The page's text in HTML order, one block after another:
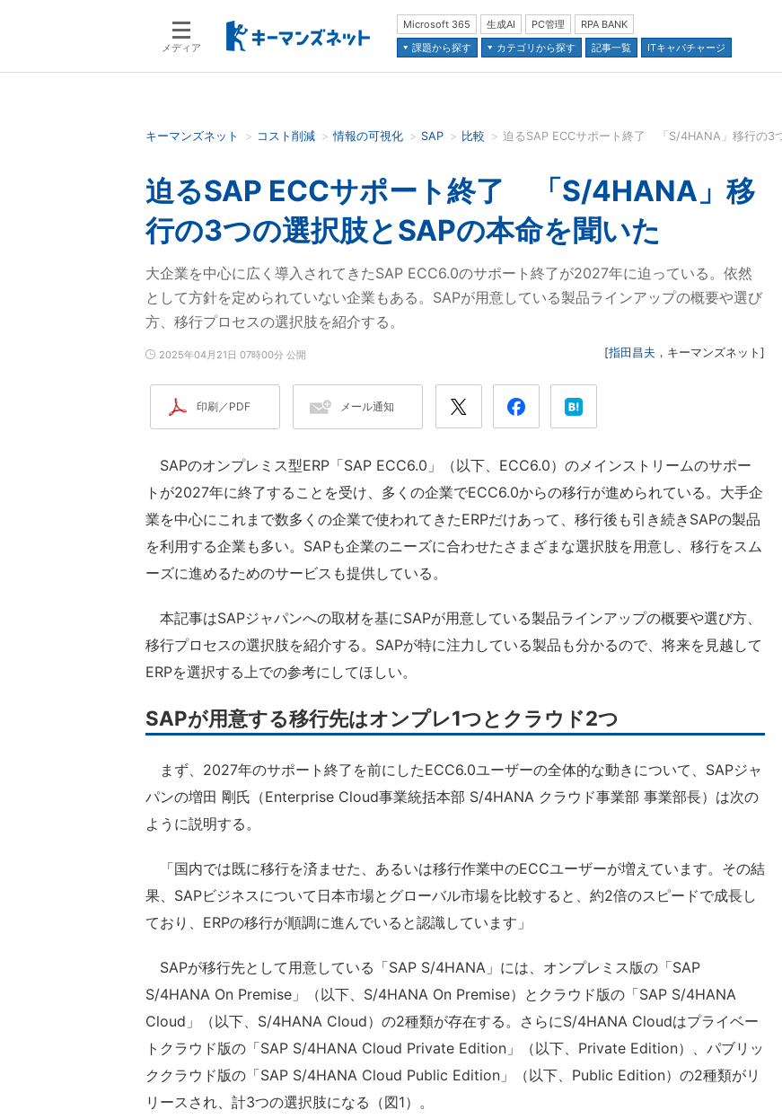
メディア
Microsoft 365 生成AI PC管理
RPA BANK
課題から探す
カテゴリから探す 記事一覧 ITキャパチャージ
検索語を入力してください 並び順：
キーマンズネット コスト削減 情報の可視化 SAP 比較 迫るSAP ECCサポート終了 「S/4HANA」移行の3
迫るSAP ECCサポート終了 「S/4HANA」移
行の3つの選択肢とSAPの本命を聞いた
大企業を中心に広く導入されてきたSAP ECC6.0のサポート終了が2027年に迫っている。依然
として方針を定められていない企業もある。SAPが用意している製品ラインアップの概要や選び
方、移行プロセスの選択肢を紹介する。
2025年04月21日 07時00分 公開 [指田昌夫 ， キーマンズネット ]
印刷／PDF メール通知
SAPのオンプレミス型ERP「SAP ECC6.0」（以下、ECC6.0）のメインストリームのサポー
トが2027年に終了することを受け、多くの企業でECC6.0からの移行が進められている。大手企
業を中心にこれまで数多くの企業で使われてきたERPだけあって、移行後も引き続きSAPの製品
を利用する企業も多い。SAPも企業のニーズに合わせたさまざまな選択肢を用意し、移行をスム
ーズに進めるためのサービスも提供している。
本記事はSAPジャパンへの取材を基にSAPが用意している製品ラインアップの概要や選び方、
移行プロセスの選択肢を紹介する。SAPが特に注力している製品も分かるので、将来を見越して
ERPを選択する上での参考にしてほしい。
SAPが用意する移行先はオンプレ1つとクラウド2つ
まず、2027年のサポート終了を前にしたECC6.0ユーザーの全体的な動きについて、SAPジャ
パンの増田 剛氏（Enterprise Cloud事業統括本部 S/4HANA クラウド事業部 事業部長）は次の
ように説明する。
「国内では既に移行を済ませた、あるいは移行作業中のECCユーザーが増えています。その結
果、SAPビジネスについて日本市場とグローバル市場を比較すると、約2倍のスピードで成長し
ており、ERPの移行が順調に進んでいると認識しています」
SAPが移行先として用意している「SAP S/4HANA」には、オンプレミス版の「SAP
S/4HANA On Premise」（以下、S/4HANA On Premise）とクラウド版の「SAP S/4HANA
Cloud」（以下、S/4HANA Cloud）の2種類が存在する。さらにS/4HANA Cloudはプライベー
トクラウド版の「SAP S/4HANA Cloud Private Edition」（以下、Private Edition）、パブリッ
ククラウド版の「SAP S/4HANA Cloud Public Edition」（以下、Public Edition）の2種類がリ
リースされ、計3つの選択肢になる（図1）。